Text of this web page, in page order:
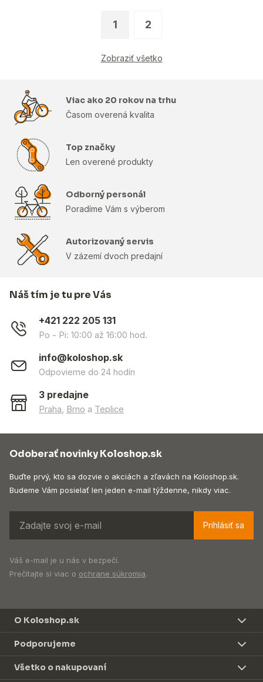
1 2
Zobraziť všetko
Viac ako 20 rokov na trhu
Časom overená kvalita
Top značky
Len overené produkty
Odborný personál
Poradíme Vám s výberom
Autorizovaný servis
V zázemí dvoch predajní
Náš tím je tu pre Vás
+421 222 205 131
Po - Pi: 10:00 až 16:00 hod.
info@koloshop.sk
Odpovieme do 24 hodín
3 predajne
Praha Brno a Teplice
Odoberať novinky Koloshop.sk
Buďte prvý, kto sa dozvie o akciách a zľavách na Koloshop.sk.
Budeme Vám posielať len jeden e-mail týždenne, nikdy viac.
Prihlásiť sa
Váš e-mail je u nás v bezpečí.
Prečítajte si viac o ochrane súkromia.
O Koloshop.sk
Podporujeme
Všetko o nakupovaní